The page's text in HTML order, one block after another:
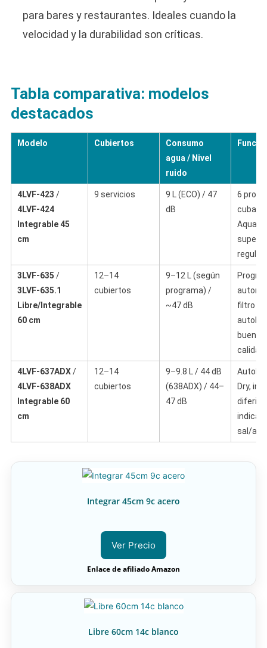
para bares y restaurantes. Ideales cuando la
velocidad y la durabilidad son críticas.
Tabla comparativa: modelos
destacados
Modelo Cubiertos
Consumo
agua / Nivel
ruido
4LVF-423 /
4LVF-424
Integrable 45
cm
9 servicios
9 L (ECO) / 47
dB
6
cuba
3LVF-635 /
3LVF-635.1
Libre/Integrable
60 cm
12–14
cubiertos
9–12 L (según
programa) /
~47 dB
filtro
buena
4LVF-637ADX/
4LVF-638ADX
Integrable 60
cm
12–14
cubiertos
9–9.8 L / 44 dB
(638ADX) / 44–
47 dB
Dry,
sal/
Integrar 45cm 9c acero
Ver Precio
Enlace de afiliado Amazon
Libre 60cm 14c blanco